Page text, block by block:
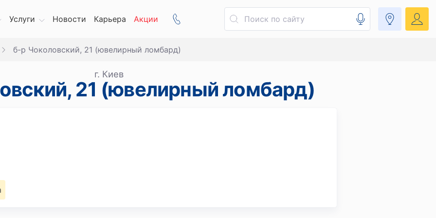
Услуги Новости Карьера Акции
б-р Чоколовский, 21 (ювелирный ломбард)
г. Киев
21 (ювелирный ломбард)